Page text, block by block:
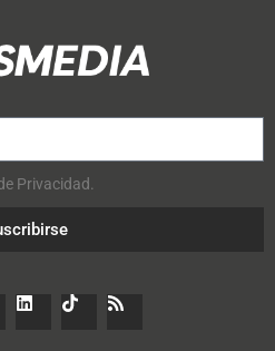
Privacidad.